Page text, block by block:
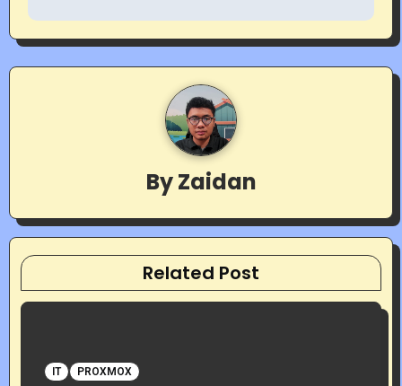
t
n
a
t
i
ByZaidan
Related Post
IT PROXMOX